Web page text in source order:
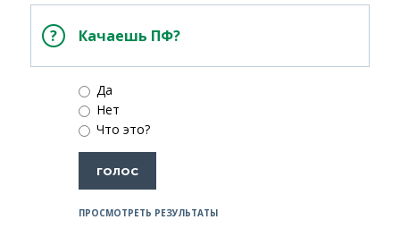
Качаешь ПФ?
Да
Нет
Что это?
ПРОСМОТРЕТЬ РЕЗУЛЬТАТЫ